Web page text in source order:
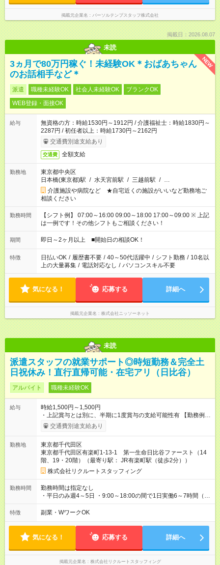
掲載元企業名 パーソルテンプスタッフ株式会社
掲載日：2026.08.07
未読
NEW
3ヵ月で80万円稼ぐ！未経験OK＊おばあちゃん
のお話相手など＊
派遣 職種未経験OK 社会人未経験OK
ブランクOK
WEB登録・面接OK
給与
無資格の方：時給1530円～1912円 / 介護福祉士：時給1830円～
2287円 / 初任者以上：時給1730円～2162円
交通費別途支給あり
交通費 全額支給
勤務地
東京都中央区
日本橋(東京都)駅 / 水天宮前駅 / 三越前駅 / …
介護施設や病院など ★自宅近くの施設がいいなど勤務地ご
相談ください
勤務時間
【シフト例】 07:00～16:00 09:00～18:00 17:00～09:00 ※ 上記
は一例です！その他シフトもご相談ください！
期間 即日～2ヶ月以上 ■開始日の相談OK！
特徴 日払いOK / 履歴書不要 / 40～50代活躍中 / シフト勤務 / 10名以
上の大量募集 / 電話対応なし / パソコンスキル不要
気になる！ 応募する 詳細へ
掲載元企業名 株式会社ニッソーネット
未読
派遣スタッフの就業サポート◎時短勤務＆完全土
日祝休み！直行直帰可能・在宅アリ（日比谷）
アルバイト 職種未経験OK
給与
時給1,500円～1,500円
・上記賞与とは別に、半期に1度賞与の支給可能性有 【勤務例】
・週4日 9:00～17:00（実働7時間） ・週4日 9:30～
17:00（実働6.5時間） ・週4日 9:00～16:00（実働6時間） ・
働5.5時間） ・週5日 9:30～16:00（実働5.5時間） ・扶養枠内
勤務不可 ・兼業可能（規定あり） └同業他社、1日8時間以上・
2社で週40時間以上のご契約不可 └勤務実績がなかったとしても
雇用契約を締結している会社がある場合、兼業にあたります
（休職中、有給消化期間中等） 【試用期間】試用期間なし
交通費別途支給あり
勤務地
東京都千代田区
東京都千代田区有楽町1-13-1 第一生命日比谷ファースト（14
階、19・20階）（最寄り駅： JR有楽町駅（徒歩2分））
株式会社リクルートスタッフィング
勤務時間
勤務時間は指定なし
・平日のみ週4～5日 ・9:00～18:00の間で1日実働6～7時間（週
5日の場合は実働5.5時間） ・残業1～5時間程度/月 ※繁忙期は月
初2営業日＆5月、8月、11月、2月です
特徴 副業・WワークOK
気になる！ 応募する 詳細へ
掲載元企業名 株式会社リクルートスタッフィング